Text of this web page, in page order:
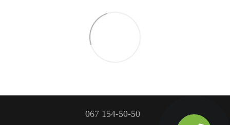
067 154-50-50